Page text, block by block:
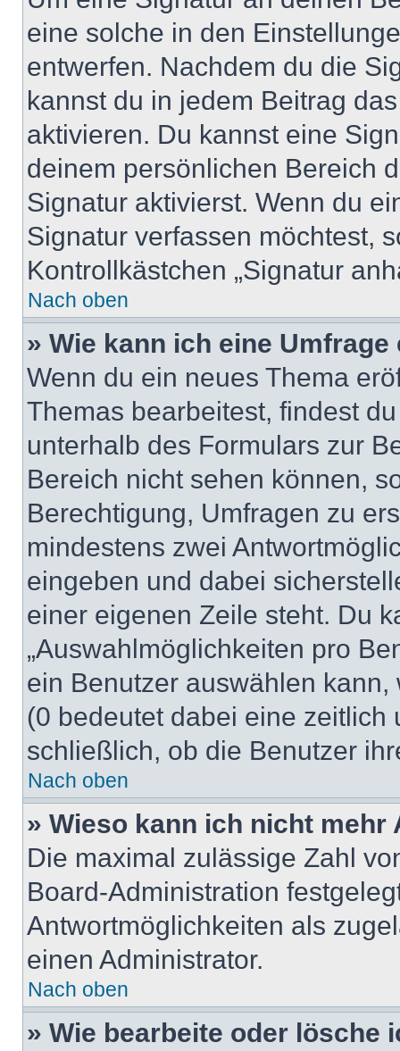
eine solche in den
entwerfen. Nachdem du die
kannst du in jedem Beitrag
aktivieren. Du kannst eine
deinem persönlichen Bereich
Signatur aktivierst. Wenn du
Signatur verfassen möchtest,
Kontrollkästchen „Signatur
Nach oben
» Wie kann ich eine
Wenn du ein neues Thema
Themas bearbeitest, findest
unterhalb des Formulars zur
Bereich nicht sehen können,
Berechtigung, Umfragen zu
mindestens zwei
eingeben und dabei
einer eigenen Zeile steht. Du
„Auswahlmöglichkeiten pro
ein Benutzer auswählen
(0 bedeutet dabei eine
schließlich, ob die Benutzer
Nach oben
» Wieso kann ich nicht
Die maximal zulässige Zahl
Board-Administration
Antwortmöglichkeiten als
einen Administrator.
Nach oben
» Wie bearbeite oder lösche